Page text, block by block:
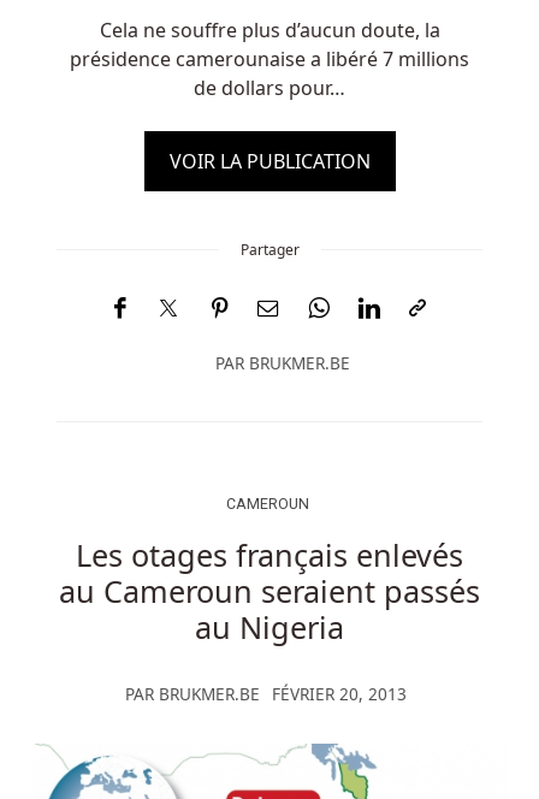
Cela ne souffre plus d’aucun doute, la
présidence camerounaise a libéré 7 millions
de dollars pour…
VOIR LA PUBLICATION
Partager
PAR BRUKMER.BE
CAMEROUN
Les otages français enlevés
au Cameroun seraient passés
au Nigeria
PAR BRUKMER.BE FÉVRIER 20, 2013